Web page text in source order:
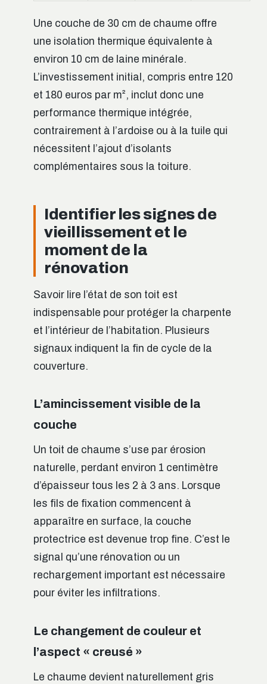
Une couche de 30 cm de chaume offre
une isolation thermique équivalente à
environ 10 cm de laine minérale.
L’investissement initial, compris entre 120
et 180 euros par m², inclut donc une
performance thermique intégrée,
contrairement à l’ardoise ou à la tuile qui
nécessitent l’ajout d’isolants
complémentaires sous la toiture.
Identifier les signes de
vieillissement et le
moment de la
rénovation
Savoir lire l’état de son toit est
indispensable pour protéger la charpente
et l’intérieur de l’habitation. Plusieurs
signaux indiquent la fin de cycle de la
couverture.
L’amincissement visible de la
couche
Un toit de chaume s’use par érosion
naturelle, perdant environ 1 centimètre
d’épaisseur tous les 2 à 3 ans. Lorsque
les fils de fixation commencent à
apparaître en surface, la couche
protectrice est devenue trop fine. C’est le
signal qu’une rénovation ou un
rechargement important est nécessaire
pour éviter les infiltrations.
Le changement de couleur et
l’aspect « creusé »
Le chaume devient naturellement gris